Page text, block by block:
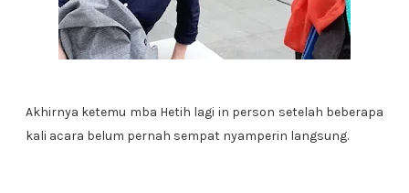
Akhirnya ketemu mba Hetih lagi in person setelah beberapa
kali acara belum pernah sempat nyamperin langsung.